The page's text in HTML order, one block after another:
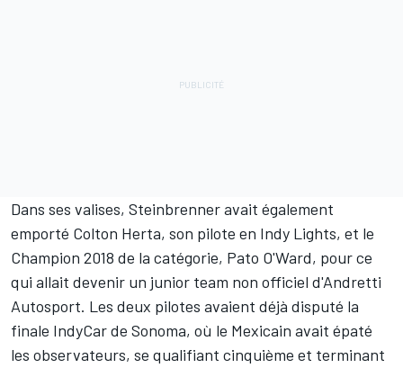
Dans ses valises, Steinbrenner avait également
emporté Colton Herta, son pilote en Indy Lights, et le
Champion 2018 de la catégorie, Pato O'Ward, pour ce
qui allait devenir un junior team non officiel d'Andretti
Autosport. Les deux pilotes avaient déjà disputé la
finale IndyCar de Sonoma, où le Mexicain avait épaté
les observateurs, se qualifiant cinquième et terminant